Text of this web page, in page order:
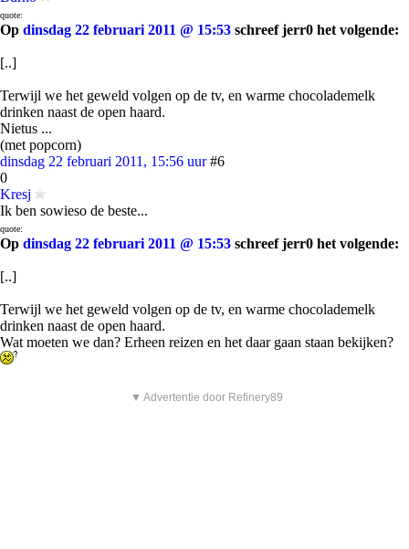
quote:
Op dinsdag 22 februari 2011 @ 15:53 schreef jerr0 het volgende:
[..]
Terwijl we het geweld volgen op de tv, en warme chocolademelk
drinken naast de open haard.
Nietus ...
(met popcorn)
dinsdag 22 februari 2011, 15:56 uur #6
0
Kresj
Ik ben sowieso de beste...
quote:
Op dinsdag 22 februari 2011 @ 15:53 schreef jerr0 het volgende:
[..]
Terwijl we het geweld volgen op de tv, en warme chocolademelk
drinken naast de open haard.
Wat moeten we dan? Erheen reizen en het daar gaan staan bekijken?
▼ Advertentie door Refinery89